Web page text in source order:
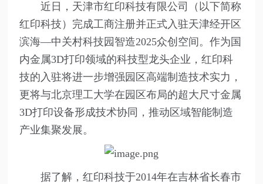
近日，天津市红印科技有限公司（以下简称
红印科技）完成工商注册并正式入驻天津经开区
滨海—中关村科技园智造2025众创空间。作为国
内金属3D打印领域的科技型龙头企业，红印科
技的入驻将进一步增强园区高端制造技术实力，
更将与北京理工大学在园区布局的超大尺寸金属
3D打印设备形成技术协同，推动区域智能制造
产业集聚发展。
据了解，红印科技于2014年在吉林省长春市